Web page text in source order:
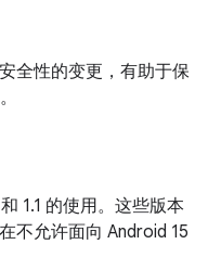
全性的变更，有助于保
1.1 的使用。这些版本
不允许面向 Android 15